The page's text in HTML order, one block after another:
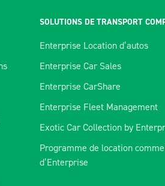
SOLUTIONS DE TRANSPORT
Enterprise Location d’autos
Enterprise Car Sales
Enterprise CarShare
Enterprise Fleet Management
Exotic Car Collection by
Programme de location
d’Enterprise